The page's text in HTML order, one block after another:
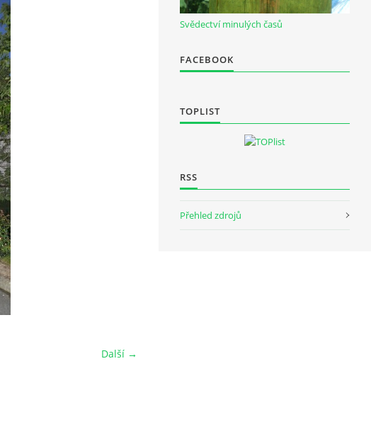
Další →
Svědectví minulých časů
FACEBOOK
TOPLIST
RSS
Přehled zdrojů